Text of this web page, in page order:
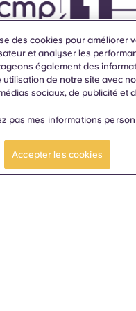
nous
de vos études
des cookies pour améliorer
et analyser les
également des
utilisation de notre site avec
sociaux, de publicité et
pas mes informations
Accepter les cookies